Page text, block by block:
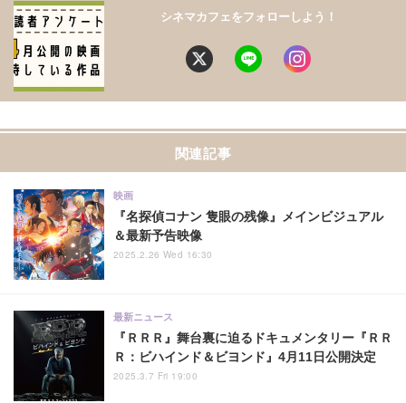
シネマカフェをフォローしよう！
関連記事
『名探偵コナン 隻眼の残像』メインビジュアル
＆最新予告映像
映画
2025.2.26 Wed 16:30
『ＲＲＲ』舞台裏に迫るドキュメンタリー『ＲＲ
Ｒ：ビハインド＆ビヨンド』4月11日公開決定
最新ニュース
2025.3.7 Fri 19:00